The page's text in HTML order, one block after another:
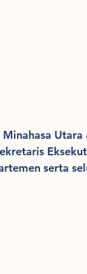
serta